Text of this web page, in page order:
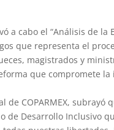
a cabo el “Análisis de la
que representa el
magistrados y
que compromete
de COPARMEX, subrayó
de Desarrollo Inclusivo